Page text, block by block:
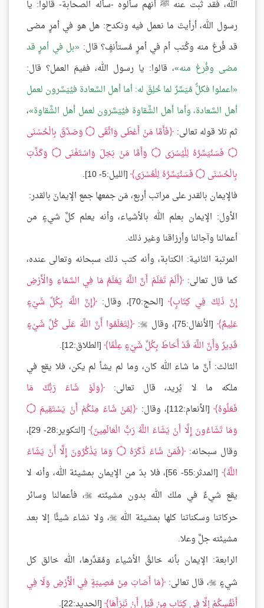
الله، فقد ثبت عنه ﷺ أنهم سألوه -سأله الصحابة- قالوا: يا
رسول الله، أرأيتَ ما نعمل فيه ونكدح: هل هو في أمرٍ مضى
قد فُرغ منه وكُتب أم في أمرٍ مُستأنفٍ؟ قال: بل في أمرٍ قد
مضى وفُرغ منه ، قالوا: يا رسول الله، ففيمَ العمل؟ قال:
اعملوا فكلٌّ مُيَسَّرٌ لما خُلِقَ له: أما أهل السَّعادة فيُيَسَّرون لعمل
أهل السَّعادة، وأما أهل الشَّقاوة فيُيَسَّرون لعمل أهل الشَّقاوة ،
ثم تلا قوله تعالى: فَأَمَّا مَنْ أَعْطَى وَاتَّقَى ۝وَصَدَّقَ بِالْحُسْنَى
۝ فَسَنُيَسِّرُهُ لِلْيُسْرَى ۝ وَأَمَّا مَنْ بَخِلَ وَاسْتَغْنَى۝ وَكَذَّبَ
بِالْحُسْنَى۝فَسَنُيَسِّرُهُ لِلْعُسْرَى [الليل:5- 10].
فالإيمان بالقدر على مراتب أربع، مَن جمعها جمع الإيمانَ بالقدر:
الأول: الإيمان بعلم الله بالأشياء، وأنه يعلم كلَّ شيءٍ من
أعمالنا وآجالنا وأرزاقنا وغير ذلك.
المرتبة الثانية: الكتابة، وأنه كتب ذلك سبحانه وتعالى عنده،
كما قال تعالى: أَلَمْ تَعْلَمْ أَنَّ اللَّهَ يَعْلَمُ مَا فِي السَّمَاءِ وَالْأَرْضِ
إِنَّ ذَلِكَ فِي كِتَابٍ [الحج:70]، وقال:
إِنَّ اللَّهَ بِكُلِّ شَيْءٍ
عَلِيمٌ [الأنفال:75]، وقال 
: لِتَعْلَمُوا أَنَّ اللَّهَ عَلَى كُلِّ شَيْءٍ
قَدِيرٌ وَأَنَّ اللَّهَ قَدْ أَحَاطَ بِكُلِّ شَيْءٍ عِلْمًا [الطلاق:12].
الثالث: أنَّ ما شاء الله كان، وما لم يشأ لم يكن، فلا يقع في
ملكه ما لا يُريد، قال تعالى: وَلَوْ شَاءَ رَبُّكَ مَا
فَعَلُوهُ [الأنعام:112]، وقال: لِمَنْ شَاءَ مِنْكُمْ أَنْ يَسْتَقِيمَ ۝
وَمَا تَشَاءُونَ إِلَّا أَنْ يَشَاءَ اللَّهُ رَبُّ الْعَالَمِينَ
[التكوير:28- 29]،
وقال سبحانه: فَمَنْ شَاءَ ذَكَرَهُ۝ وَمَا يَذْكُرُونَ إِلَّا أَنْ يَشَاءَ
اللَّهُ
[المدثر:55- 56]، فلا بدّ من الإيمان بمشيئة الله، وأنه لا
يقع شيءٌ في ملك الله بدون مشيئته، فأعمالنا وسائر
حركاتنا وسكناتنا كلها بمشيئة الله ، ولا نشاء شيئًا إلا بعد
مشيئته جلَّ وعلا.
الرابعة: الإيمان بأنه خالقُ الأشياء ومُقدِّرها، الله خالق كل
شيءٍ ، قال تعالى: مَا أَصَابَ مِنْ مُصِيبَةٍ فِي الْأَرْضِ وَلَا فِي
أَنْفُسِكُمْ إِلَّا فِي كِتَابٍ مِنْ قَبْلِ أَنْ نَبْرَأَهَا [الحديد:22].